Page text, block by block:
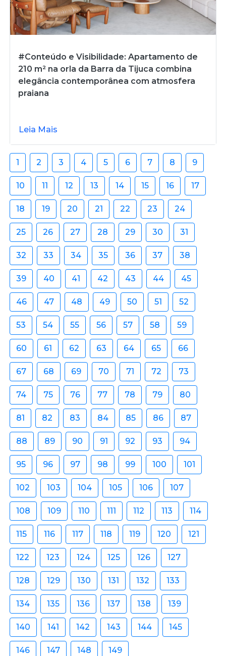
#Conteúdo e Visibilidade: Apartamento de
210 m² na orla da Barra da Tijuca combina
elegância contemporânea com atmosfera
praiana
Leia Mais
1 2 3 4 5 6 7 8 9
10 11 12 13 14 15 16 17
18 19 20 21 22 23 24
25 26 27 28 29 30 31
32 33 34 35 36 37 38
39 40 41 42 43 44 45
46 47 48 49 50 51 52
53 54 55 56 57 58 59
60 61 62 63 64 65 66
67 68 69 70 71 72 73
74 75 76 77 78 79 80
81 82 83 84 85 86 87
88 89 90 91 92 93 94
95 96 97 98 99 100 101
102 103 104 105 106 107
108 109 110 111 112 113 114
115 116 117 118 119 120 121
122 123 124 125 126 127
128 129 130 131 132 133
134 135 136 137 138 139
140 141 142 143 144 145
146 147 148 149